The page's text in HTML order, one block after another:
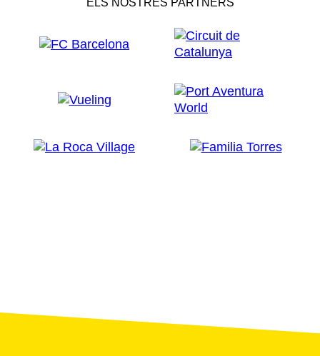
ELS NOSTRES PARTNERS